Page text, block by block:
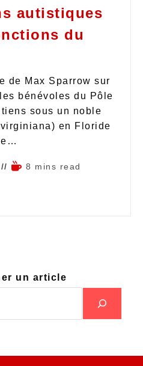
autistiques
du
de Max Sparrow sur
bénévoles du Pôle
sous un noble
en Floride
8 mins read
un article